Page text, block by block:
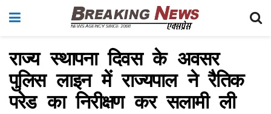
राज्य स्थापना दिवस के अवसर
पुलिस लाइन में राज्यपाल ने रैतिक
परेड का निरीक्षण कर सलामी ली